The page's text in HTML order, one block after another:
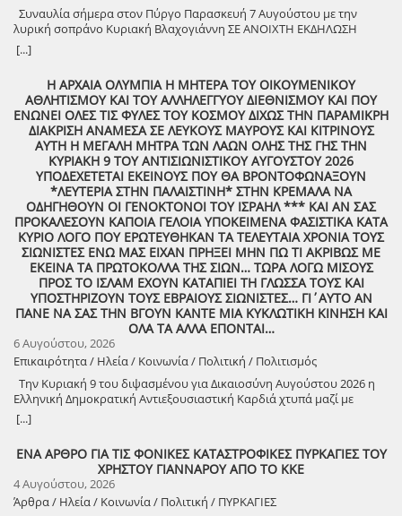
Συναυλία σήμερα στον Πύργο Παρασκευή 7 Αυγούστου με την
λυρική σοπράνο Κυριακή Βλαχογιάννη ΣΕ ΑΝΟΙΧΤΗ ΕΚΔΗΛΩΣΗ
ΣΤΗΝ ΠΛΑΤΕΙΑ ΣΑΚΗ ΚΑΡΑΓΙΩΡΓΑ ΣΤΙΣ 9 ΤΟ ΔΕΙΛΙΝΟ Μια
ξεχωριστή μουσική συναυλία θα πραγματοποιήσει ο Δήμος Πύργου
πλατεία Σάκη Καράγιωργα, με την καταξιωμένη λυρική σοπράνο
Κυριακή Βλαχογιάννη. Ο τίτλος της συναυλίας, «Στιγμή Ονειροπόλα…
από την όπερα ως το λαϊκό τραγούδι!», παραπέμπει σε ένα μουσικό
ταξίδι που γεφυρώνει την κλασική μουσική με την παραδοσιακή και
σύγχρονη ελληνική δημιουργία. Μέσα από τη μοναδική λυρική της
προσέγγιση, η Κυριακή Βλαχογιάννη θα αναδείξει τη διαχρονική
αξία και την εκφραστική δύναμη της ελληνικής μουσικής. Το κοινό
θα απολαύσει μια βραδιά γεμάτη συναίσθημα και μουσική
αρτιότητα, σε μια ακόμη εκδήλωση του 5ου Διεθνούς Φεστιβάλ
Αρχαίας Φειάς.
[...]
Η ΑΡΧΑΙΑ ΟΛΥΜΠΙΑ Η ΜΗΤΕΡΑ ΤΟΥ ΟΙΚΟΥΜΕΝΙΚΟΥ
ΑΘΛΗΤΙΣΜΟΥ ΚΑΙ ΤΟΥ ΑΛΛΗΛΕΓΓΥΟΥ ΔΙΕΘΝΙΣΜΟΥ ΚΑΙ ΠΟΥ
ΕΝΩΝΕΙ ΟΛΕΣ ΤΙΣ ΦΥΛΕΣ ΤΟΥ ΚΟΣΜΟΥ ΔΙΧΩΣ ΤΗΝ ΠΑΡΑΜΙΚΡΗ
ΔΙΑΚΡΙΣΗ ΑΝΑΜΕΣΑ ΣΕ ΛΕΥΚΟΥΣ ΜΑΥΡΟΥΣ ΚΑΙ ΚΙΤΡΙΝΟΥΣ
ΑΥΤΗ Η ΜΕΓΑΛΗ ΜΗΤΡΑ ΤΩΝ ΛΑΩΝ ΟΛΗΣ ΤΗΣ ΓΗΣ ΤΗΝ
ΚΥΡΙΑΚΗ 9 ΤΟΥ ΑΝΤΙΣΙΩΝΙΣΤΙΚΟΥ ΑΥΓΟΥΣΤΟΥ 2026
ΥΠΟΔΕΧΕΤΕΤΑΙ ΕΚΕΙΝΟΥΣ ΠΟΥ ΘΑ ΒΡΟΝΤΟΦΩΝΑΞΟΥΝ
*ΛΕΥΤΕΡΙΑ ΣΤΗΝ ΠΑΛΑΙΣΤΙΝΗ* ΣΤΗΝ ΚΡΕΜΑΛΑ ΝΑ
ΟΔΗΓΗΘΟΥΝ ΟΙ ΓΕΝΟΚΤΟΝΟΙ ΤΟΥ ΙΣΡΑΗΛ *** ΚΑΙ ΑΝ ΣΑΣ
ΠΡΟΚΑΛΕΣΟΥΝ ΚΑΠΟΙΑ ΓΕΛΟΙΑ ΥΠΟΚΕΙΜΕΝΑ ΦΑΣΙΣΤΙΚΑ ΚΑΤΑ
ΚΥΡΙΟ ΛΟΓΟ ΠΟΥ ΕΡΩΤΕΥΘΗΚΑΝ ΤΑ ΤΕΛΕΥΤΑΙΑ ΧΡΟΝΙΑ ΤΟΥΣ
ΣΙΩΝΙΣΤΕΣ ΕΝΩ ΜΑΣ ΕΙΧΑΝ ΠΡΗΞΕΙ ΜΗΝ ΠΩ ΤΙ ΑΚΡΙΒΩΣ ΜΕ
ΕΚΕΙΝΑ ΤΑ ΠΡΩΤΟΚΟΛΛΑ ΤΗΣ ΣΙΩΝ… ΤΩΡΑ ΛΟΓΩ ΜΙΣΟΥΣ
ΠΡΟΣ ΤΟ ΙΣΛΑΜ ΕΧΟΥΝ ΚΑΤΑΠΙΕΙ ΤΗ ΓΛΩΣΣΑ ΤΟΥΣ ΚΑΙ
ΥΠΟΣΤΗΡΙΖΟΥΝ ΤΟΥΣ ΕΒΡΑΙΟΥΣ ΣΙΩΝΙΣΤΕΣ… ΓΙ΄ΑΥΤΟ ΑΝ
ΠΑΝΕ ΝΑ ΣΑΣ ΤΗΝ ΒΓΟΥΝ ΚΑΝΤΕ ΜΙΑ ΚΥΚΛΩΤΙΚΗ ΚΙΝΗΣΗ ΚΑΙ
ΟΛΑ ΤΑ ΑΛΛΑ ΕΠΟΝΤΑΙ…
6 Αυγούστου, 2026
Επικαιρότητα / Ηλεία / Κοινωνία / Πολιτική / Πολιτισμός
Την Κυριακή 9 του διψασμένου για Δικαιοσύνη Αυγούστου 2026 η
Ελληνική Δημοκρατική Αντιεξουσιαστική Καρδιά χτυπά μαζί με
ΟΛΟΥΣ τους Συναγωνιστές για την Παλαιστίνη μέρα Μνήμης και
Αγώνα!
[...]
ΕΝΑ ΑΡΘΡΟ ΓΙΑ ΤΙΣ ΦΟΝΙΚΕΣ ΚΑΤΑΣΤΡΟΦΙΚΕΣ ΠΥΡΚΑΓΙΕΣ ΤΟΥ
ΧΡΗΣΤΟΥ ΓΙΑΝΝΑΡΟΥ ΑΠΟ ΤΟ ΚΚΕ
4 Αυγούστου, 2026
Άρθρα / Ηλεία / Κοινωνία / Πολιτική / ΠΥΡΚΑΓΙΕΣ